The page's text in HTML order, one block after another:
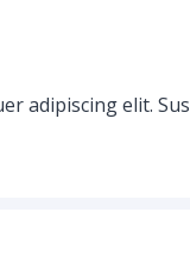
adipiscing elit.